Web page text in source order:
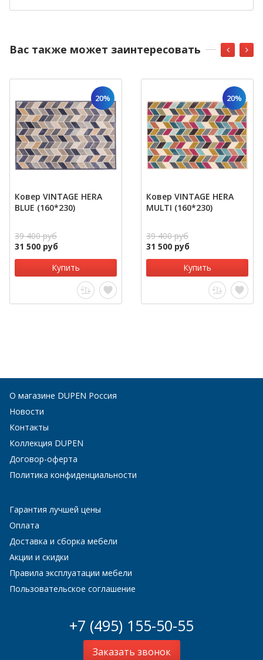
Вас также может заинтересовать
20%
Ковер VINTAGE HERA
BLUE (160*230)
39 400 руб
31 500 руб
Купить
20%
Ковер VINTAGE HERA
MULTI (160*230)
39 400 руб
31 500 руб
Купить
О магазине DUPEN Россия
Новости
Контакты
Коллекция DUPEN
Договор-оферта
Политика конфиденциальности
Гарантия лучшей цены
Оплата
Доставка и сборка мебели
Акции и скидки
Правила эксплуатации мебели
Пользовательское соглашение
+7 (495) 155-50-55
Заказать звонок